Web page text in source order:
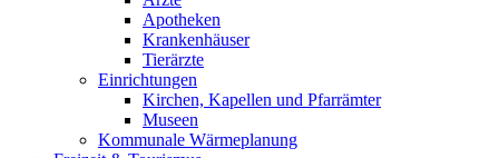
Apotheken
Krankenhäuser
Tierärzte
Einrichtungen
Kirchen, Kapellen und Pfarrämter
Museen
Kommunale Wärmeplanung